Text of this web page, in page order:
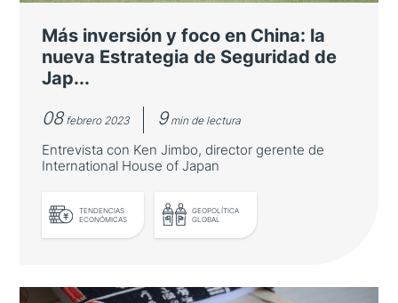
Más inversión y foco en China: la
nueva Estrategia de Seguridad de
Jap...
08febrero 2023 9min de lectura
Entrevista con Ken Jimbo, director gerente de
International House of Japan
TENDENCIAS
ECONÓMICAS
GEOPOLÍTICA
GLOBAL